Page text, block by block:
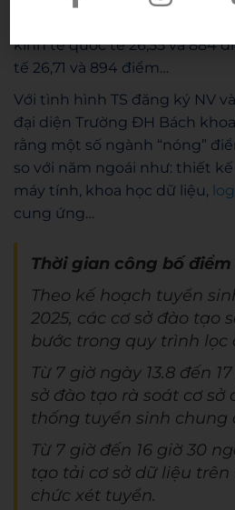
kinh tế quốc tế 26,55 và 884
tế 26,71 và 894 điểm…
Với tình hình TS đăng ký NV
đại diện Trường ĐH Bách
rằng một số ngành “nóng”
so với năm ngoái như: thiết
máy tính, khoa học dữ liệu,
cung ứng…
Thời gian công bố
Theo kế hoạch tuyển
2025, các cơ sở đào tạo
bước trong quy trình lọc
Từ 7 giờ ngày 13.8 đến
sở đào tạo rà soát cơ sở
thống tuyển sinh chung
Từ 7 giờ đến 16 giờ 30
tạo tải cơ sở dữ liệu
chức xét tuyển.